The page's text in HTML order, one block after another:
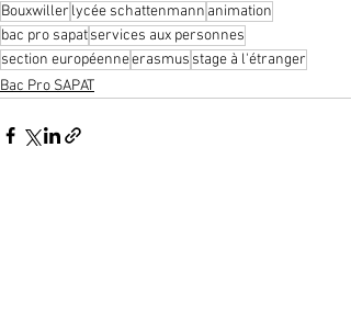
Bouxwiller lycée schattenmann animation
bac pro sapatservices aux personnes
section européenneerasmus stage à l'étranger
Bac Pro SAPAT